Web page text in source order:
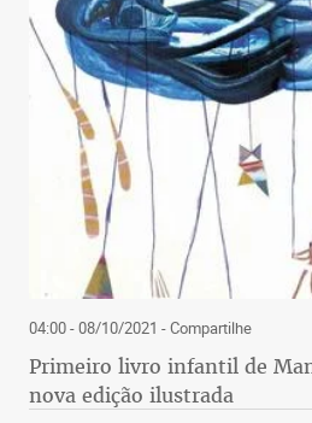
04:00 - 08/10/2021 - Compartilhe
Primeiro livro infantil de
nova edição ilustrada